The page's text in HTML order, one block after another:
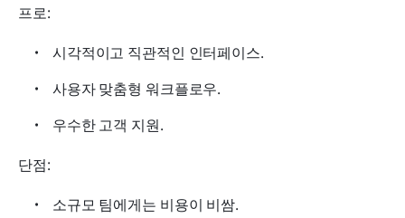
프로:
시각적이고 직관적인 인터페이스.
사용자 맞춤형 워크플로우.
우수한 고객 지원.
단점:
소규모 팀에게는 비용이 비쌈.